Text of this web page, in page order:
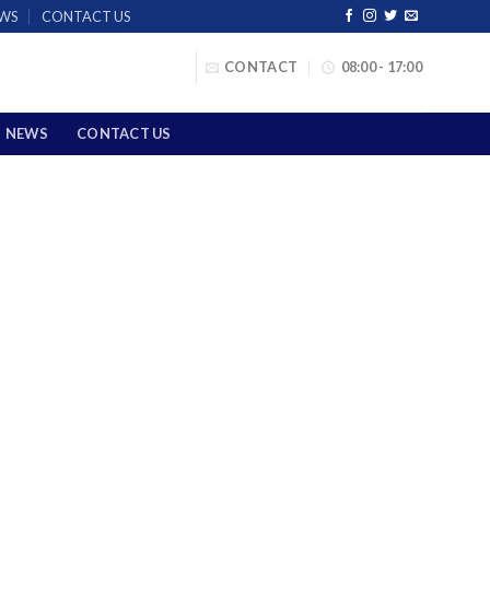
CONTACT US
CONTACT 08:00 - 17:00
NEWS CONTACT US